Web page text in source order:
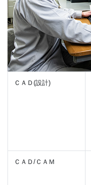
ＣＡＤ(設計)
ＣＡＤ/ＣＡＭ